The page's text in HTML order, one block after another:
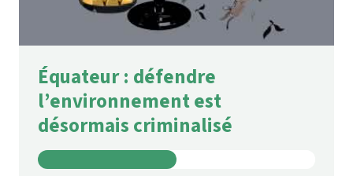
Équateur : défendre
l’environnement est
désormais criminalisé